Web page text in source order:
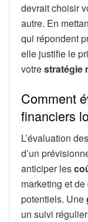
devrait choisir
autre. En
qui répondent
elle justifie le
votrestratégie
Comment
financiers
L’évaluation des
d’un
anticiper les
marketing et
potentiels. Une
un suivi